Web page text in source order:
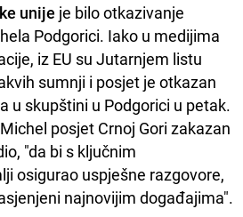
unije je bilo otkazivanje
Podgorici. Iako u medijima
iz EU su Jutarnjem listu
sumnji i posjet je otkazan
u skupštini u Podgorici u petak.
posjet Crnoj Gori zakazan
"da bi s ključnim
osigurao uspješne razgovore,
najnovijim događajima".